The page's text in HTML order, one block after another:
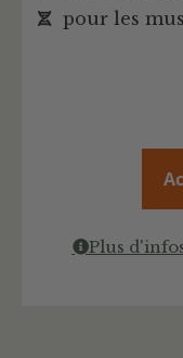
pour les
Plus